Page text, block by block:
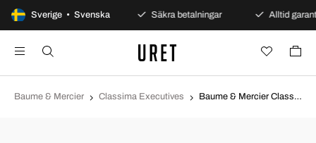
Sverige • Svenska
100 dagars öppet köp Säkra betalningar Alltid garanti
Baume & Mercier Classima Executives Baume & Mercier Classima Executives Silverfärgad/Läder Ø39 mm MOA8687